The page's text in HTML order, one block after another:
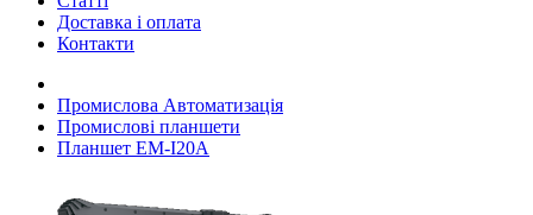
Доставка і оплата
Контакти
Промислова Автоматизація
Промислові планшети
Планшет EM-I20A